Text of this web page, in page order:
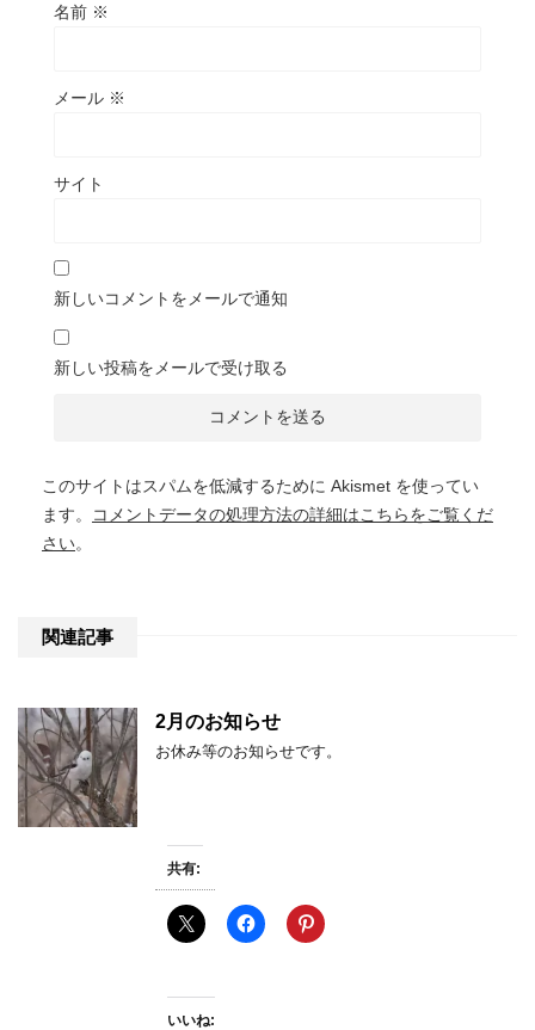
名前 ※
メール ※
サイト
新しいコメントをメールで通知
新しい投稿をメールで受け取る
このサイトはスパムを低減するために Akismet を使ってい
ます。
コメントデータの処理方法の詳細はこちらをご覧くだ
さい。
関連記事
2月のお知らせ
お休み等のお知らせです。
共有:
いいね: